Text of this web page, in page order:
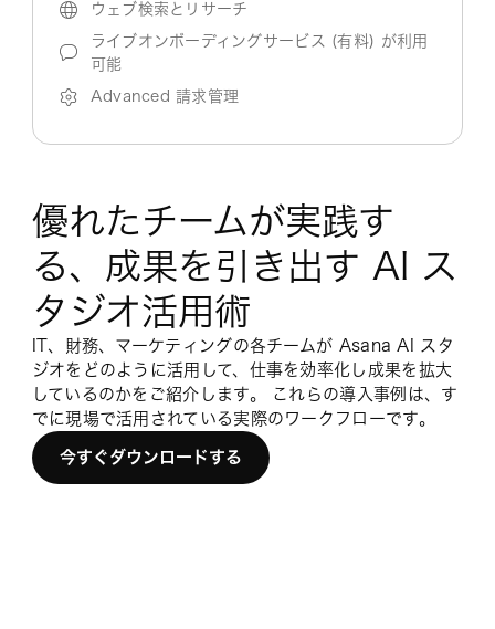
ウェブ検索とリサーチ
ライブオンボーディングサービス (有料) が利用
可能
Advanced 請求管理
優れたチームが実践す
る、成果を引き出す AI ス
タジオ活用術
IT、財務、マーケティングの各チームが Asana AI スタ
ジオをどのように活用して、仕事を効率化し成果を拡大
しているのかをご紹介します。 これらの導入事例は、す
でに現場で活用されている実際のワークフローです。
今すぐダウンロードする